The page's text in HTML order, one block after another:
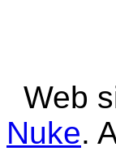
Web
Nuke.